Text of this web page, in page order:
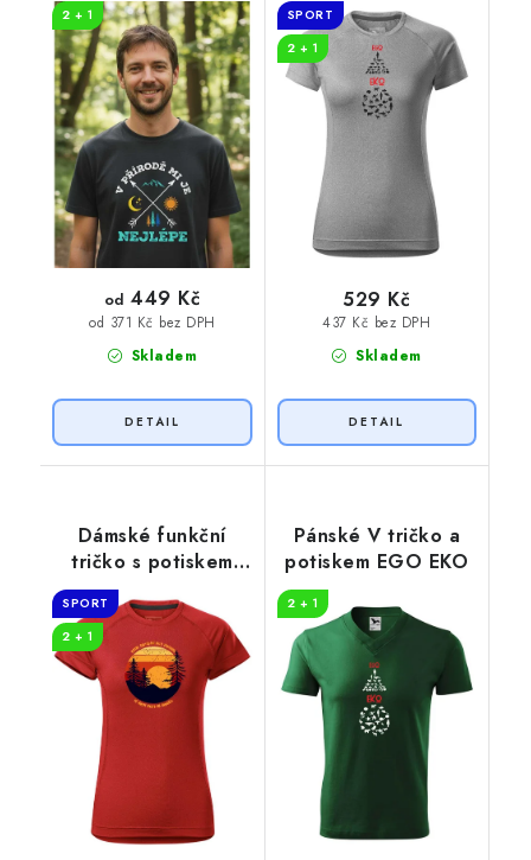
2 + 1
Skladem
od 371 Kč bez DPH
od 449 Kč
SPORT
2 + 1
Skladem
437 Kč bez DPH
529 Kč
Dámské funkční
tričko s potiskem
Cestování
SPORT
2 + 1
Pánské V tričko a
potiskem EGO EKO
2 + 1